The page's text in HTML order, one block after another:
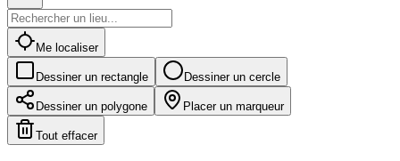
Me localiser
Dessiner un rectangle Dessiner un cercle
Dessiner un polygone Placer un marqueur
Tout effacer